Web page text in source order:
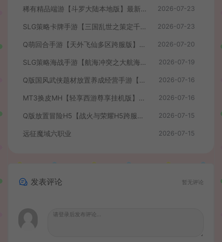
稀有精品端游【斗罗大陆本地版】最新整理Win系服务端+PC客户端+网页注册+CDK授权后台+管理后台+详细搭建教程 2026-07-23
SLG策略卡牌手游【三国乱世之策定千军内购版】最新整理单机一键即玩镜像端+Linux手工服务端+安卓+CDK授权后台+详细搭建教程+前后端全套源码 2026-07-23
Q萌回合手游【天外飞仙多区跨服版】最新整理单机一键即玩镜像端+Linux手工服务端+安卓+CDK授权后台+详细搭建教程 2026-07-20
SLG策略海战手游【航海冲突之大航海大战】最新整理Win系半手工服务端+安卓+CDK授权后台+详细搭建教程+前后端全套修复源码 2026-07-19
Q版国风武侠题材放置养成经营手游【我要当掌门】最新整理单机一键即玩镜像端+Linux手工服务端+安卓苹果H5三端+CDK授权后台+全套源码+详细搭建教程 2026-07-16
MT3换皮MH【轻享西游尊享挂机版】最新整理单机一键即玩镜像端+Linux手工服务端+安卓苹果双端+GM后台+全套源码+详细搭建教程 2026-07-16
Q版放置冒险H5【战火与荣耀H5跨服版】最新整理单机一键即玩镜像端+Linux手工服务端+简易安卓+CDK授权后台+详细搭建教程 2026-07-15
远征魔域六职业 2026-07-15
发表评论 暂无评论